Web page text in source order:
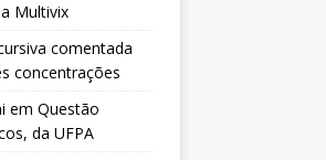
Multivix
comentada
concentrações
em Questão
da UFPA